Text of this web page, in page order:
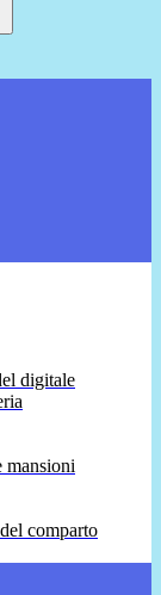
digitale
mansioni
comparto